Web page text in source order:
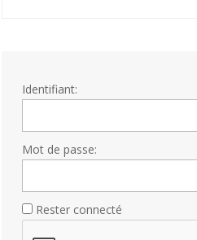
Identifiant:
Mot de passe:
Rester connecté